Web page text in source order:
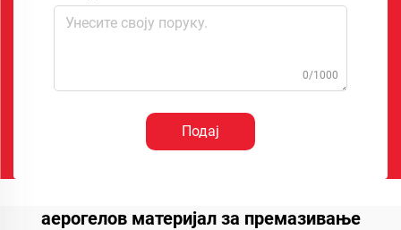
0/1000
Подај
аерогелов материјал за премазивање